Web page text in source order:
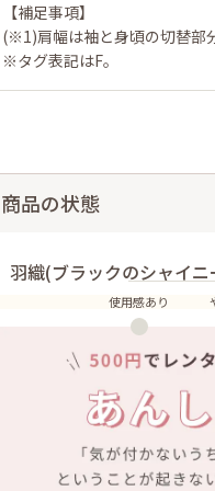
【補足事項】
(※1)肩幅は袖と身頃の切替部
※タグ表記はF。
商品の状態
羽織(ブラックのシャイ
使用感あり